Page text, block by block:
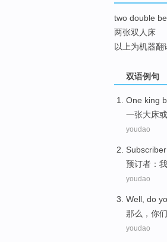
two double
两张双人床
以上为机器翻
双语例句
One king
一张大床或
youdao
Subscriber
预订者 ： 我
youdao
Well do
那么 ， 你们
youdao